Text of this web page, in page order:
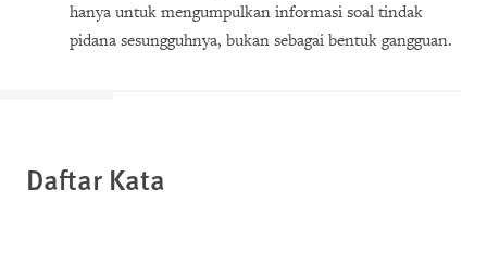
hanya untuk mengumpulkan informasi soal tindak
pidana sesungguhnya, bukan sebagai bentuk gangguan.
Daftar Kata